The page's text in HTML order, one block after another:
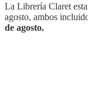
La Librería Claret
agosto, ambos
de agosto.